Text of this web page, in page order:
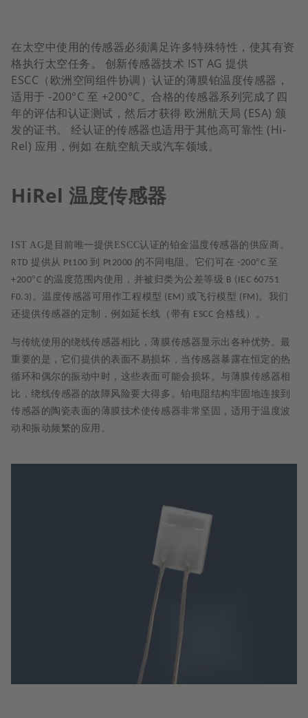
在太空中使用的传感器必须满足许多特殊特性，使其有资
格执行太空任务。 创新传感器技术 IST AG 提供
ESCC（欧洲空间组件协调）认证的薄膜铂温度传感器，
适用于 -200°C 至 +200°C。合格的传感器系列完成了四
年的评估和认证测试，然后才获得 欧洲航天局 (ESA) 颁
发的证书。 经认证的传感器也适用于其他高可靠性 (Hi-
Rel) 应用，例如 在航空航天或汽车领域。
HiRel 温度传感器
IST AG是目前唯一提供ESCC认证的铂金温度传感器的供应商。
RTD提供从 Pt100 到 Pt2000 的不同电阻。它们可在 -200°C 至
+200°C 的温度范围内使用，并被归类为公差等级 B (IEC 60751
F0.3) 。温度传感器可用作工程模型 (EM) 或飞行模型 (FM) 。我们
还提供传感器的定制，例如延长线（带有 ESCC 合格线）。
与传统使用的绕线传感器相比，薄膜传感器显示出各种优势。最
重要的是，它们提供的表面不易损坏，当传感器暴露在恒定的热
循环和偶尔的振动中时，这些表面可能会损坏。与薄膜传感器相
比，绕线传感器的故障风险要大得多。铂电阻结构牢固地连接到
传感器的陶瓷表面的薄膜技术使传感器非常坚固，适用于温度波
动和振动频繁的应用。